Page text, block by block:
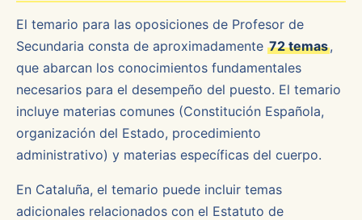
El temario para las oposiciones de Profesor de
Secundaria consta de aproximadamente 72 temas,
que abarcan los conocimientos fundamentales
necesarios para el desempeño del puesto. El temario
incluye materias comunes (Constitución Española,
organización del Estado, procedimiento
administrativo) y materias específicas del cuerpo.
En Cataluña, el temario puede incluir temas
adicionales relacionados con el Estatuto de